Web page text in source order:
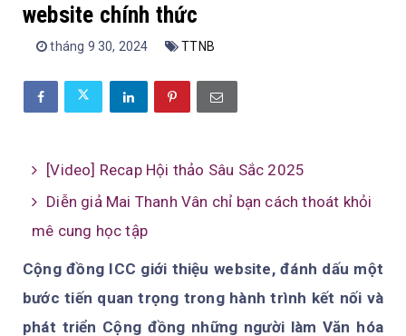
website chính thức
tháng 9 30, 2024 TTNB
[Video] Recap Hội thảo Sâu Sắc 2025
Diễn giả Mai Thanh Vân chỉ bạn cách thoát khỏi
mê cung học tập
Cộng đồng ICC giới thiệu website, đánh dấu một
bước tiến quan trọng trong hành trình kết nối và
phát triển Cộng đồng những người làm Văn hóa